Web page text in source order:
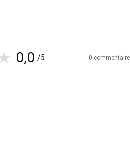
0,0 /5 0 commentaire